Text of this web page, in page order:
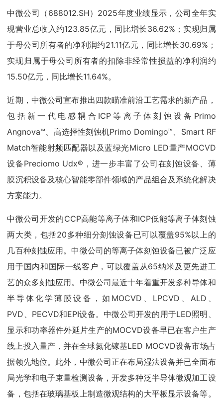
中微公司（688012.SH）2025年度业绩显示，公司全年实
现营业总收入约123.85亿元，同比增长36.62%；实现归属
于母公司所有者的净利润约21.11亿元，同比增长30.69%；
实现归属于母公司所有者的扣除非经常性损益的净利润约
15.50亿元，同比增长11.64%。
近期，中微公司宣布推出四款瞄准前沿工艺需求的新产品，
包括新一代电感耦合ICP等离子体刻蚀设备Primo
Angnova™、高选择性刻蚀机Primo Domingo™、Smart RF
Match智能射频匹配器以及蓝绿光Micro LED量产MOCVD
设备Preciomo Udx®，进一步丰富了公司在刻蚀设备、薄
膜沉积设备及核心智能零部件领域的产品组合及系统化解决
方案能力。
中微公司开发的CCP高能等离子体和ICP低能等离子体刻蚀
两大类，包括20多种细分刻蚀设备已可以覆盖95%以上的
几百种刻蚀应用。中微公司的等离子体刻蚀设备已被广泛应
用于国内和国际一线客户，可以覆盖从65纳米及更先进工
艺的众多刻蚀应用。中微公司最近十年着重开发多种导体和
半导体化学薄膜设备，如MOCVD、LPCVD、ALD、
PVD、PECVD和EPI设备。中微公司开发的用于LED照明、
显示和功率器件外延片生产的MOCVD设备早已在客户生产
线上投入量产，并在全球氮化镓基LED MOCVD设备市场占
据领先地位。此外，中微公司正在布局湿法设备并已全面布
局光学和电子束量检测设备，开发多种泛半导体微观加工设
备，包括在玻璃基板上制造微观结构的大平板显示设备等。